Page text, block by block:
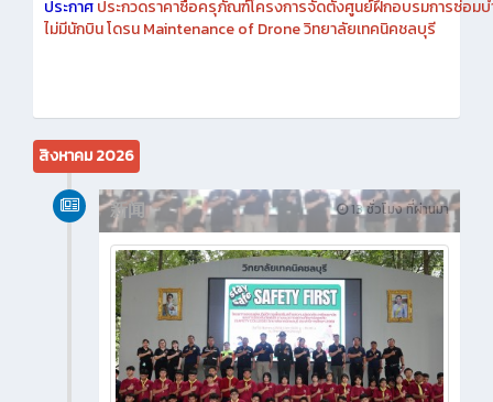
ประกาศประกวดราคาซื้อครุภัณฑ์โครงการจัดตั้งศูนย์ฝึกอบรมการซ่อมบ
ไม่มีนักบิน โดรน Maintenance of Drone วิทยาลัยเทคนิคชลบุรี
สิงหาคม 2026
13 ชั่วโมง ที่ผ่านมา
新闻